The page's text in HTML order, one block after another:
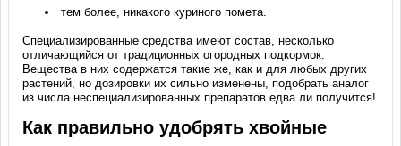
тем более, никакого куриного помета.
Специализированные средства имеют состав, несколько
отличающийся от традиционных огородных подкормок.
Вещества в них содержатся такие же, как и для любых других
растений, но дозировки их сильно изменены, подобрать аналог
из числа неспециализированных препаратов едва ли получится!
Как правильно удобрять хвойные